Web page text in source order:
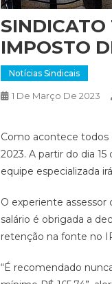
SINDICATO
IMPOSTO
Notícias Sindicais
1 De Março De 2023
Como acontece todos
2023. A partir do dia
equipe especializada
O experiente
salário é obrigada a
retenção na fonte no
“É recomendado